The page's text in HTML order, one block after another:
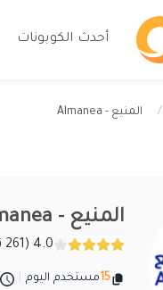
أحدث الكوبونات
المنيع - Almanea
المنيع - Almanea
4.0 (261 تقييمات)
15 مستخدم اليوم